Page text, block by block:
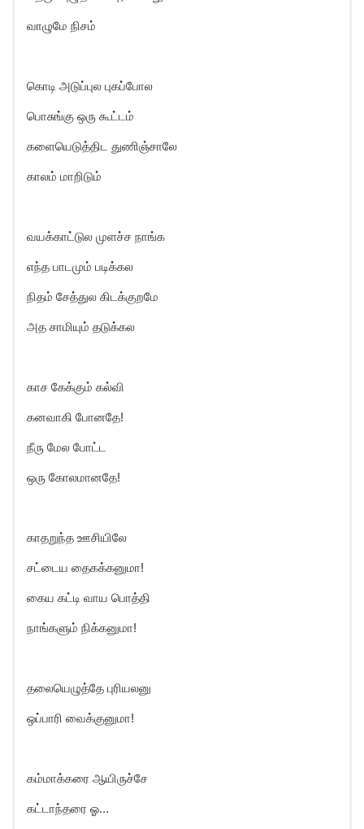
வாழுமே நிசம்
கொடி அடுப்புல புகப்போல
பொசுங்கு ஒரு கூட்டம்
களையெடுத்திட துணிஞ்சாலே
காலம் மாறிடும்
வயக்காட்டுல முளச்ச நாங்க
எந்த பாடமும் படிக்கல
நிதம் சேத்துல கிடக்குறமே
அத சாமியும் தடுக்கல
காச கேக்கும் கல்வி
கனவாகி போனதே!
நீரு மேல போட்ட
ஒரு கோலமானதே!
காதறுந்த ஊசியிலே
சட்டைய தைகக்கனுமா!
கைய கட்டி வாய பொத்தி
நாங்களும் நிக்கனுமா!
தலையெழுத்தே புரியலனு
ஒப்பாரி வைக்குனுமா!
கம்மாக்கரை ஆயிருச்சே
கட்டாந்தரை ஓ…